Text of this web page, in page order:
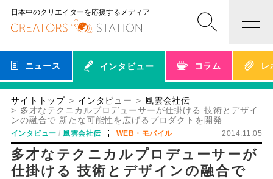
日本中のクリエイターを応援するメディア
ニュース インタビュー コラム レ
サイトトップ インタビュー
風雲会社伝
多才なテクニカルプロデューサーが仕掛ける 技術とデザイ
ンの融合で 新たな可能性を広げるプロダクトを開発
インタビュー 風雲会社伝 WEB・モバイル 2014.11.05
多才なテクニカルプロデューサーが
仕掛ける 技術とデザインの融合で